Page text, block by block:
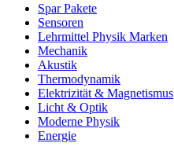
Spar Pakete
Sensoren
Lehrmittel Physik Marken
Mechanik
Akustik
Thermodynamik
Elektrizität & Magnetismus
Licht & Optik
Moderne Physik
Energie